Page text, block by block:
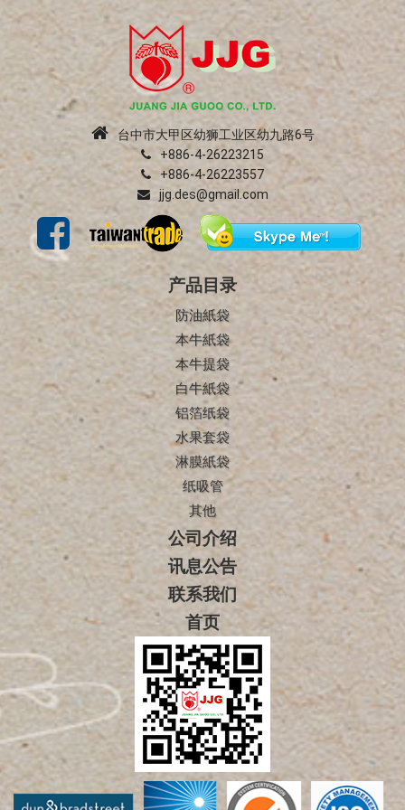
台中市大甲区幼狮工业区幼九路6号
+886-4-26223215
+886-4-26223557
jjg.des@gmail.com
产品目录
防油紙袋
本牛紙袋
本牛提袋
白牛紙袋
铝箔纸袋
水果套袋
淋膜紙袋
纸吸管
其他
公司介绍
讯息公告
联系我们
首页